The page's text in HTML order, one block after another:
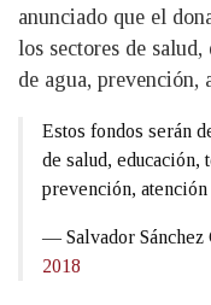
anunciado que el
los sectores de
de agua, prevención,
Estos fondos serán
de salud, educación,
prevención,
— Salvador Sánchez
2018